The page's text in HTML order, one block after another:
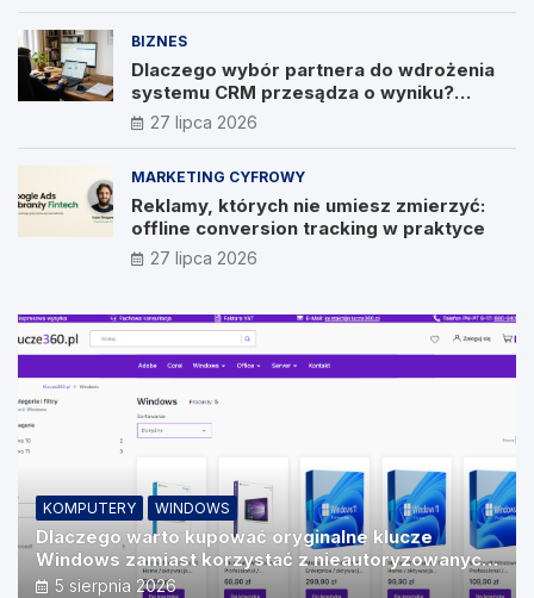
BIZNES
Dlaczego wybór partnera do wdrożenia
systemu CRM przesądza o wyniku?
Wywiad z Pawłem Prymakowskim, CEO IT
Vision
27 lipca 2026
MARKETING CYFROWY
Reklamy, których nie umiesz zmierzyć:
offline conversion tracking w praktyce
27 lipca 2026
KOMPUTERY WINDOWS
Dlaczego warto kupować oryginalne klucze
Windows zamiast korzystać z nieautoryzowanych
źródeł?
5 sierpnia 2026